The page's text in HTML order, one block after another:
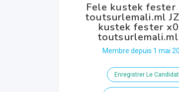
Fele kustek fester
toutsurlemali.ml
kustek fester
toutsurlemali.ml
Membre depuis 1 mai
Enregistrer Le Candidat